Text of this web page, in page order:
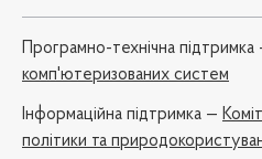
Програмно-технічна підтримка
комп'ютеризованих систем
Iнформаційна підтримка —
політики та